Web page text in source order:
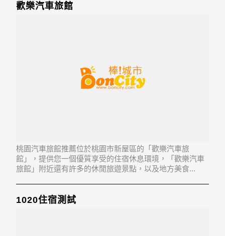
歡樂汽車旅館
桃園汽車旅館推薦位於桃園市新屋區的「歡樂汽車旅
館」，提供您一個優質享受的住宿休息環境，「歡樂汽車
旅館」附近還有許多的休閒旅遊景點，以及地方美食...
1020住宿測試